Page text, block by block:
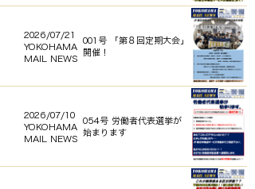
2026/07/21
YOKOHAMA
MAIL NEWS
001号 「第８回定期大会」
開催！
2026/07/10
YOKOHAMA
MAIL NEWS
054号 労働者代表選挙が
始まります